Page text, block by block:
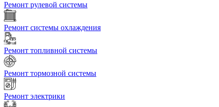
Ремонт рулевой системы
Ремонт системы охлаждения
Ремонт топливной системы
Ремонт тормозной системы
Ремонт электрики